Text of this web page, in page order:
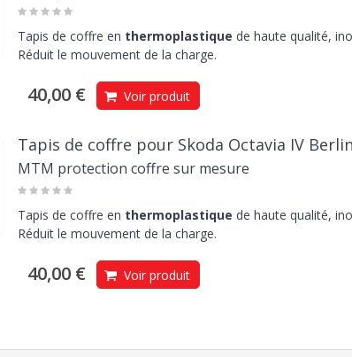
Tapis de coffre en thermoplastique de haute qualité,
Réduit le mouvement de la charge.
40,00 € Voir produit
Tapis de coffre pour Skoda Octavia IV
MTM protection coffre sur mesure
Tapis de coffre en thermoplastique de haute qualité,
Réduit le mouvement de la charge.
40,00 € Voir produit